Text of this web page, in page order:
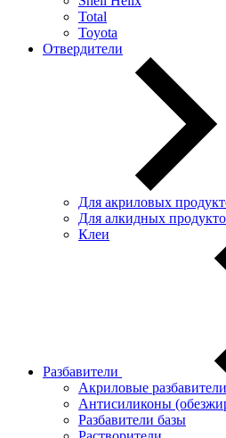
Total
Toyota
Отвердители
Для акриловых
Для алкидных
Клеи
Разбавители
Акриловые разбавители
Антисиликоны
Разбавители базы